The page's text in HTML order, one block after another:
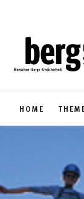
HOME